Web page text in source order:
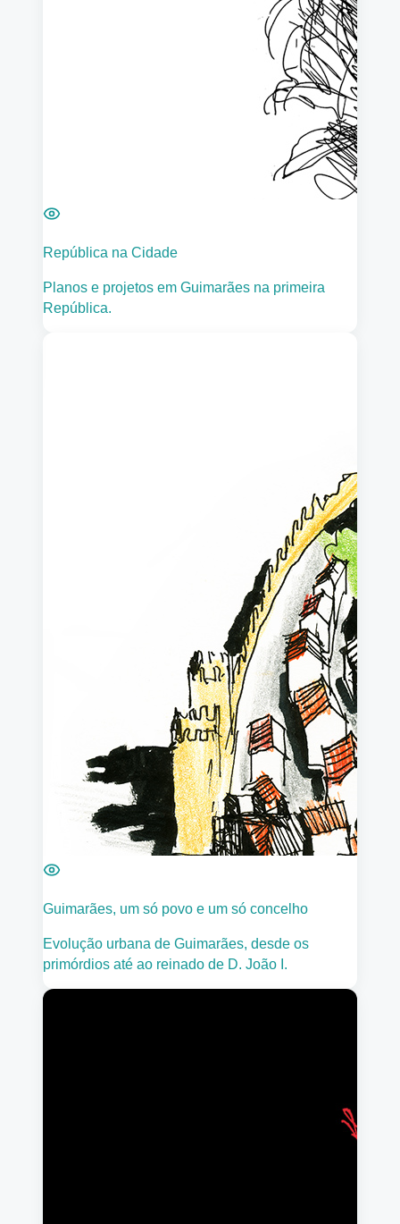
República na Cidade
Planos e projetos em Guimarães na primeira
República.
Guimarães, um só povo e um só concelho
Evolução urbana de Guimarães, desde os
primórdios até ao reinado de D. João I.